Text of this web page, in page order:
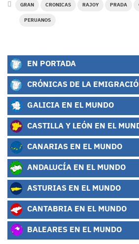
GRAN CRONICAS RAJOY PRADA
PERUANOS
EN PORTADA
CRÓNICAS DE LA
GALICIA EN EL MUNDO
CASTILLA Y LEÓN EN EL
CANARIAS EN EL MUNDO
ANDALUCÍA EN EL MUNDO
ASTURIAS EN EL MUNDO
CANTABRIA EN EL MUNDO
BALEARES EN EL MUNDO